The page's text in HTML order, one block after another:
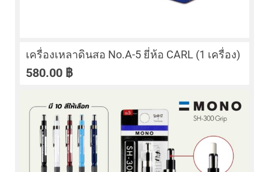
เครื่องเหลาดินสอ No.A-5 ยี่ห้อ CARL (1 เครื่อง)
580.00 ฿